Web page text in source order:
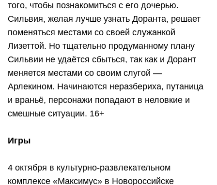
того, чтобы познакомиться с его дочерью.
Сильвия, желая лучше узнать Доранта, решает
поменяться местами со своей служанкой
Лизеттой. Но тщательно продуманному плану
Сильвии не удаётся сбыться, так как и Дорант
меняется местами со своим слугой —
Арлекином. Начинаются неразбериха, путаница
и враньё, персонажи попадают в неловкие и
смешные ситуации. 16+
Игры
4 октября в культурно-развлекательном
комплексе «Максимус» в Новороссийске